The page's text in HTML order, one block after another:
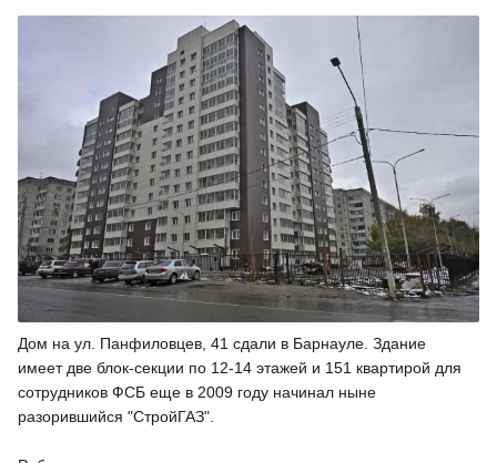
Дом на ул. Панфиловцев, 41 сдали в Барнауле. Здание
имеет две блок-секции по 12-14 этажей и 151 квартирой для
сотрудников ФСБ еще в 2009 году начинал ныне
разорившийся "СтройГАЗ".